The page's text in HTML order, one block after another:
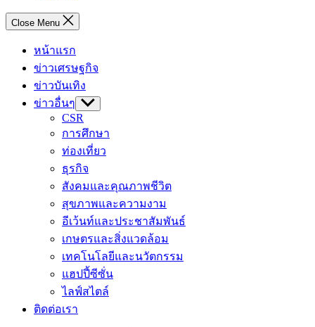
Close Menu
หน้าแรก
ข่าวเศรษฐกิจ
ข่าวบันเทิง
ข่าวอื่นๆ Show
sub
menu
CSR
การศึกษา
ท่องเที่ยว
ธุรกิจ
สังคมและคุณภาพชีวิต
สุขภาพและความงาม
อีเว้นท์และประชาสัมพันธ์
เกษตรและสิ่งแวดล้อม
เทคโนโลยีและนวัตกรรม
แฮปปี้ซีซั่น
ไลฟ์สไตล์
ติดต่อเรา